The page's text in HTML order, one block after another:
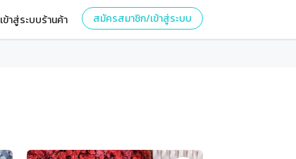
เข้าสู่ระบบร้านค้า สมัครสมาชิก/เข้าสู่ระบบ